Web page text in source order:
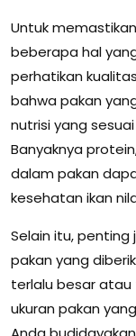
Untuk
beberapa hal
perhatikan
bahwa pakan
nutrisi yang
Banyaknya
dalam pakan
kesehatan ikan
Selain itu, penting
pakan yang
terlalu besar atau
ukuran pakan